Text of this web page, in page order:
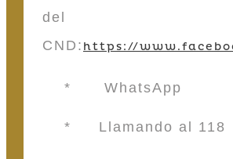
del
CND: https://
* WhatsApp
* Llamando al 118